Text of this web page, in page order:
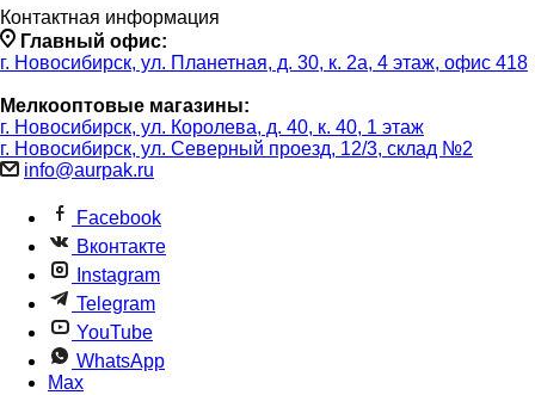
Контактная информация
Главный офис:
г. Новосибирск, ул. Планетная, д. 30, к. 2а, 4 этаж, офис 418
Мелкооптовые магазины:
г. Новосибирск, ул. Королева, д. 40, к. 40, 1 этаж
г. Новосибирск, ул. Северный проезд, 12/3, ​склад №2
info@aurpak.ru
Facebook
Вконтакте
Instagram
Telegram
YouTube
WhatsApp
Max